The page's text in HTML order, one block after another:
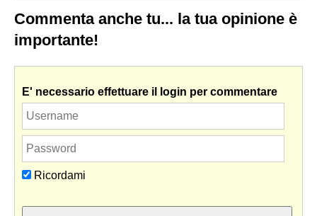
Commenta anche tu... la tua opinione è
importante!
E' necessario effettuare il login per commentare
Ricordami